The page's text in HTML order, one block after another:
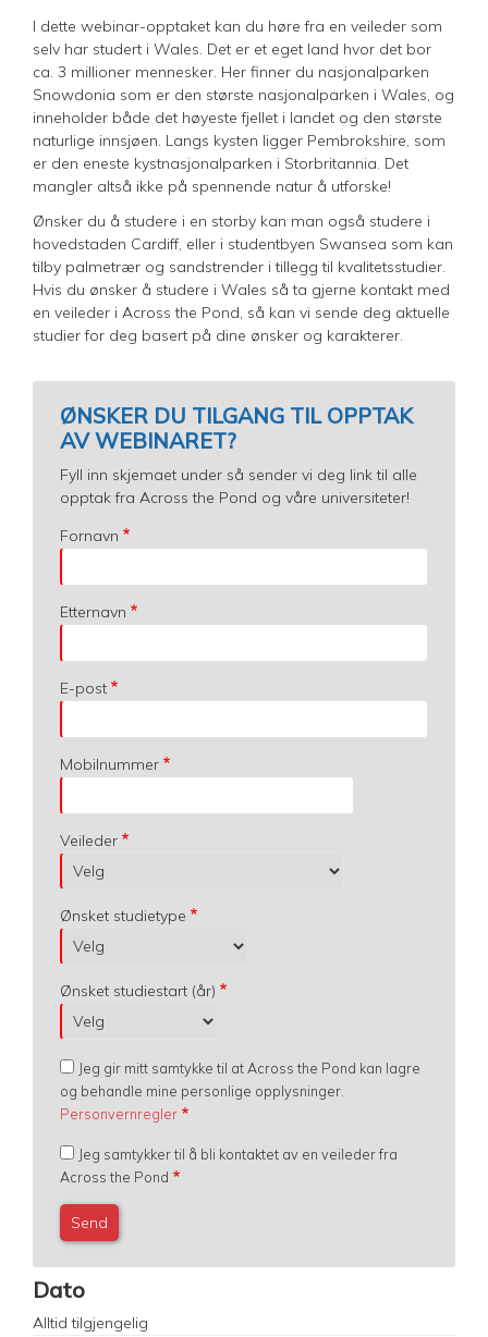
I dette webinar-opptaket kan du høre fra en veileder som
selv har studert i Wales. Det er et eget land hvor det bor
ca. 3 millioner mennesker. Her finner du nasjonalparken
Snowdonia som er den største nasjonalparken i Wales, og
inneholder både det høyeste fjellet i landet og den største
naturlige innsjøen. Langs kysten ligger Pembrokshire, som
er den eneste kystnasjonalparken i Storbritannia. Det
mangler altså ikke på spennende natur å utforske!
Ønsker du å studere i en storby kan man også studere i
hovedstaden Cardiff, eller i studentbyen Swansea som kan
tilby palmetrær og sandstrender i tillegg til kvalitetsstudier.
Hvis du ønsker å studere i Wales så ta gjerne kontakt med
en veileder i Across the Pond, så kan vi sende deg aktuelle
studier for deg basert på dine ønsker og karakterer.
ØNSKER DU TILGANG TIL OPPTAK
AV WEBINARET?
Fyll inn skjemaet under så sender vi deg link til alle
opptak fra Across the Pond og våre universiteter!
Fornavn
Etternavn
E-post
Mobilnummer
Veileder
Ønsket studietype
Ønsket studiestart (år)
Jeg gir mitt samtykke til at Across the Pond kan lagre
og behandle mine personlige opplysninger.
Personvernregler
Jeg samtykker til å bli kontaktet av en veileder fra
Across the Pond
Dato
Alltid tilgjengelig